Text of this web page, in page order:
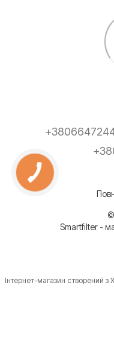
Smartfilter -
Інтернет-магазин створений з